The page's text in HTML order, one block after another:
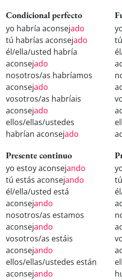
Condicional perfecto
yo habría aconsejado
tú habrías aconsejado
él/ella/usted habría
aconsejado
nosotros/as habríamos
aconsejado
vosotros/as habríais
aconsejado
ellos/ellas/ustedes
habrían aconsejado
Presente continuo
yo estoy aconsejando
tú estás aconsejando
él/ella/usted está
aconsejando
nosotros/as estamos
aconsejando
vosotros/as estáis
aconsejando
ellos/ellas/ustedes están
aconsejando